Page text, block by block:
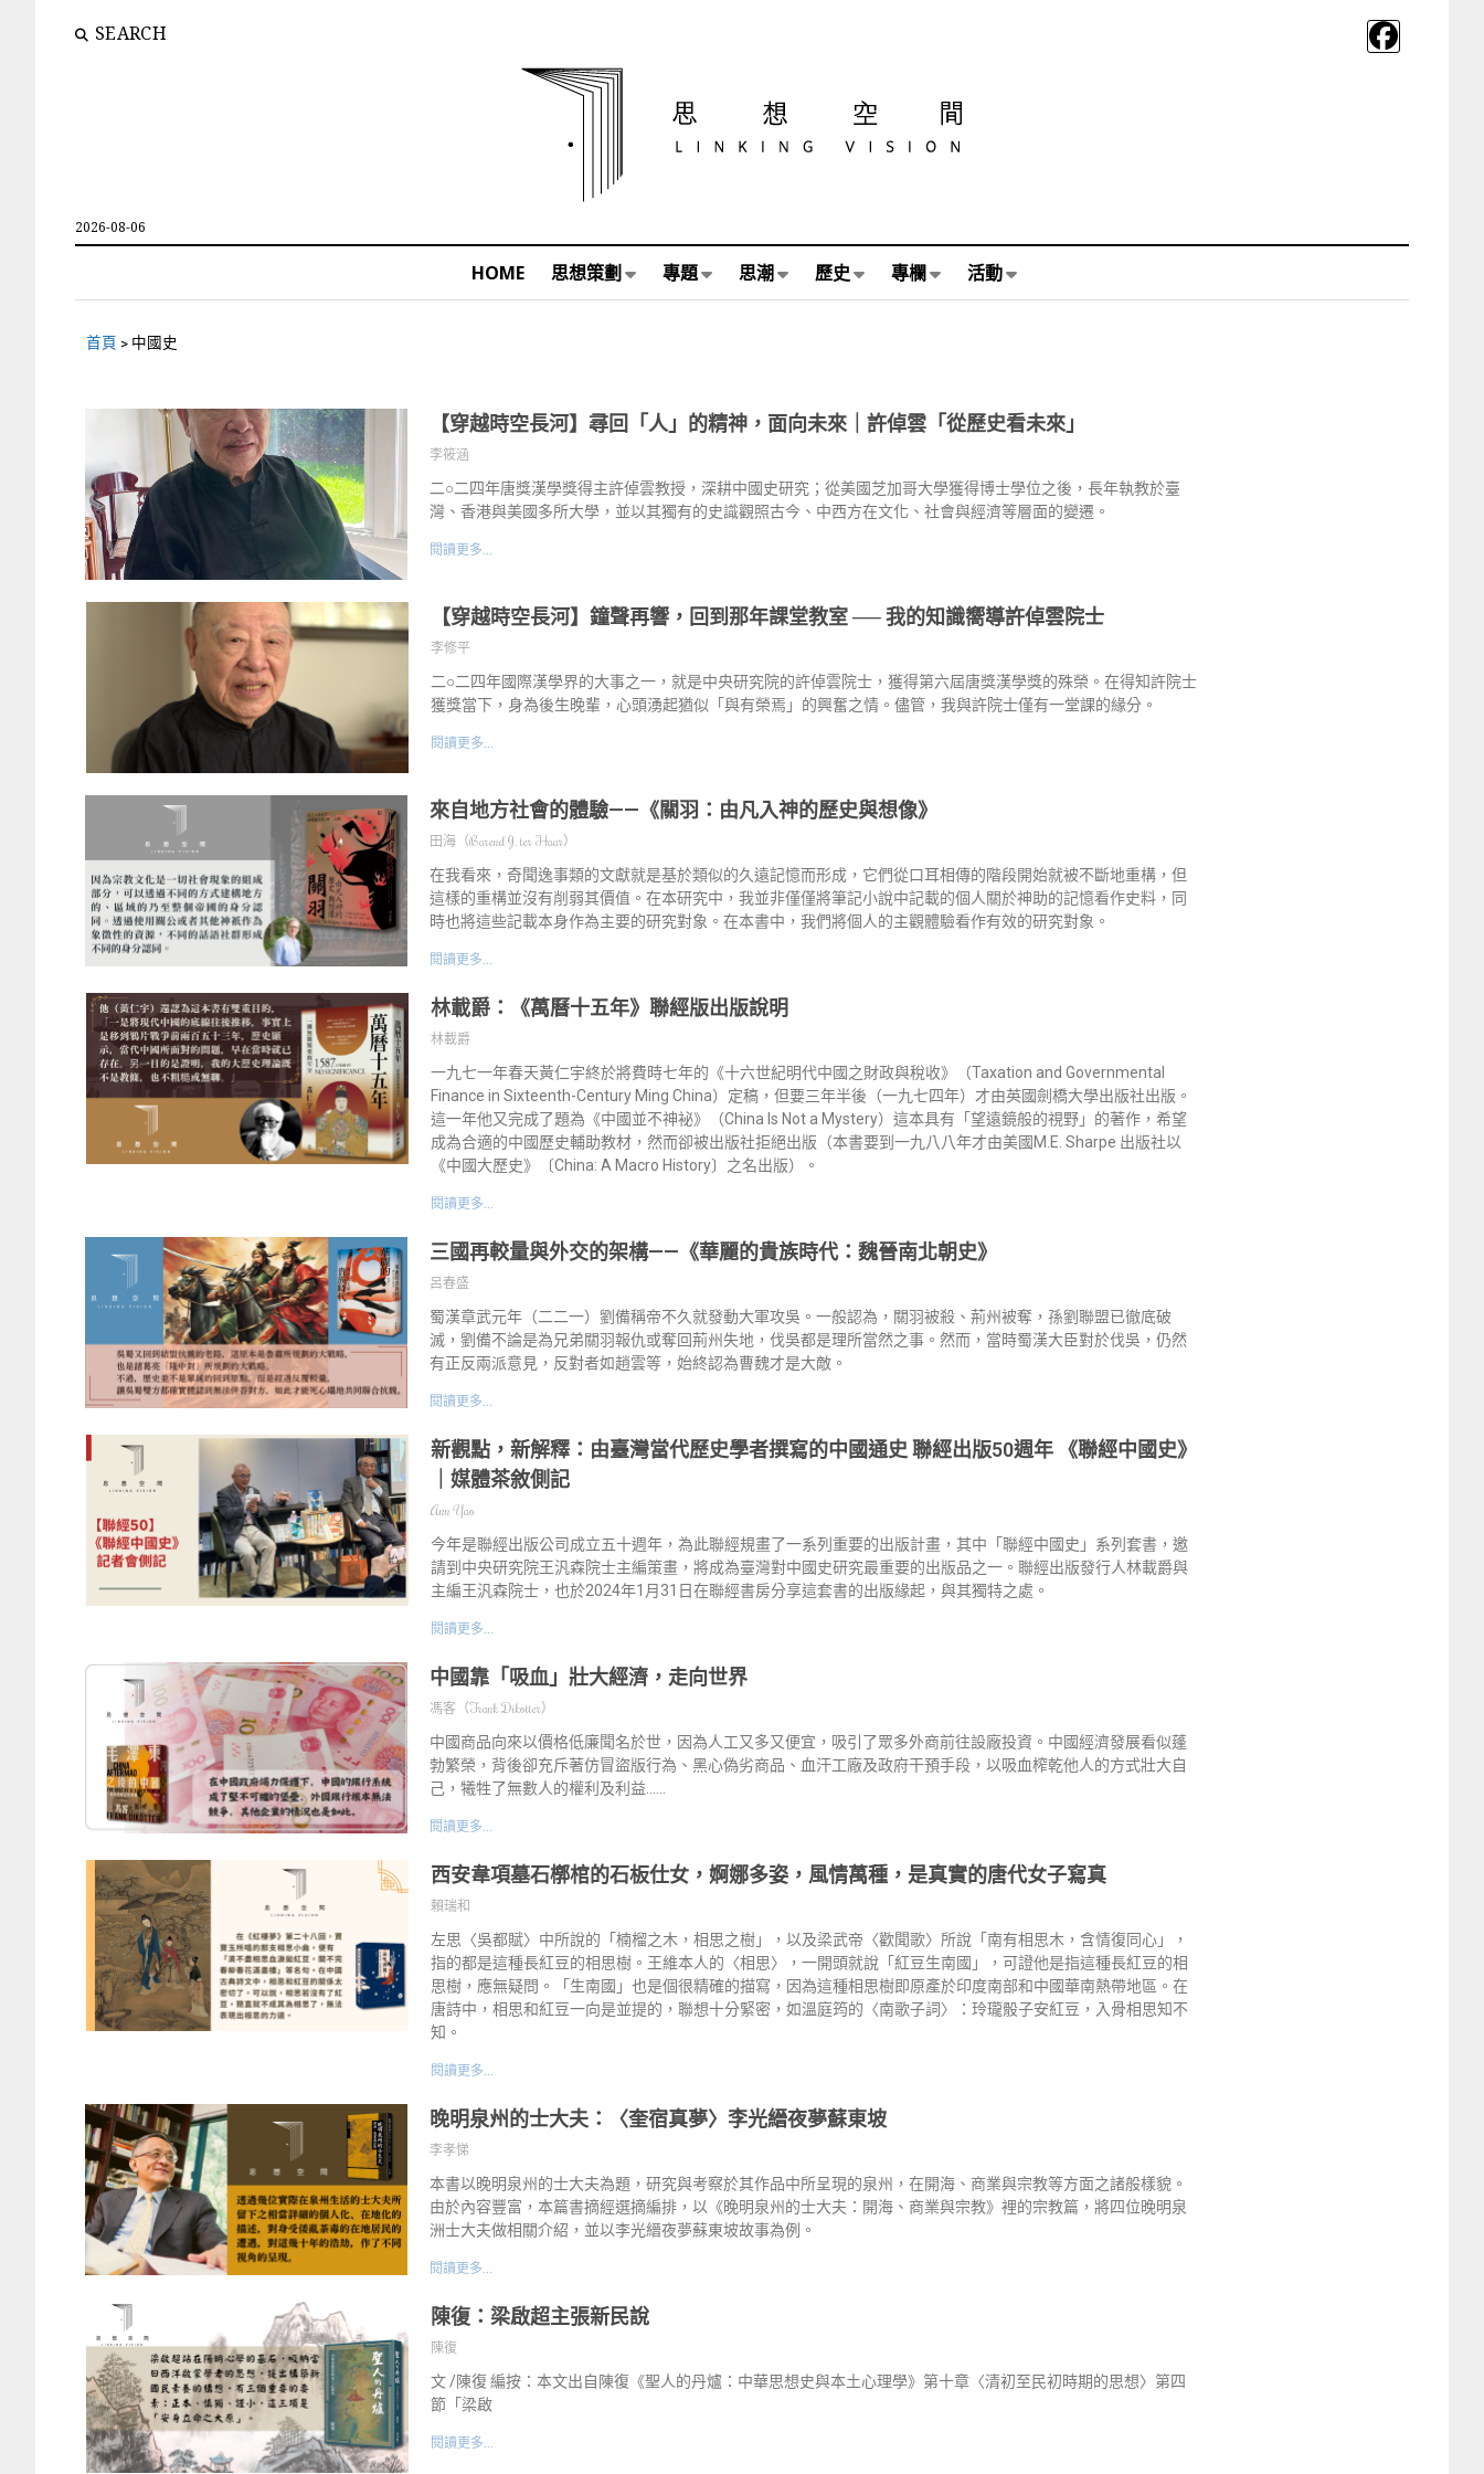
SEARCH
2026-08-06
HOME 思想策劃 專題 思潮 歷史 專欄 活動
首頁 > 中國史
【穿越時空長河】尋回「人」的精神，面向未來｜許倬雲「從歷史看未來」
李筱涵
二○二四年唐獎漢學獎得主許倬雲教授，深耕中國史研究；從美國芝加哥大學獲得博士學位之後，長年執教於臺
灣、香港與美國多所大學，並以其獨有的史識觀照古今、中西方在文化、社會與經濟等層面的變遷。
閱讀更多...
【穿越時空長河】鐘聲再響，回到那年課堂教室 ── 我的知識嚮導許倬雲院士
李修平
二○二四年國際漢學界的大事之一，就是中央研究院的許倬雲院士，獲得第六屆唐獎漢學獎的殊榮。在得知許院士
獲獎當下，身為後生晚輩，心頭湧起猶似「與有榮焉」的興奮之情。儘管，我與許院士僅有一堂課的緣分。
閱讀更多...
來自地方社會的體驗——《關羽：由凡入神的歷史與想像》
田海（Barend J. ter Haar）
在我看來，奇聞逸事類的文獻就是基於類似的久遠記憶而形成，它們從口耳相傳的階段開始就被不斷地重構，但
這樣的重構並沒有削弱其價值。在本研究中，我並非僅僅將筆記小說中記載的個人關於神助的記憶看作史料，同
時也將這些記載本身作為主要的研究對象。在本書中，我們將個人的主觀體驗看作有效的研究對象。
閱讀更多...
林載爵：《萬曆十五年》聯經版出版說明
林載爵
一九七一年春天黃仁宇終於將費時七年的《十六世紀明代中國之財政與稅收》（Taxation and Governmental
Finance in Sixteenth-Century Ming China）定稿，但要三年半後（一九七四年）才由英國劍橋大學出版社出版。
這一年他又完成了題為《中國並不神袐》（China Is Not a Mystery）這本具有「望遠鏡般的視野」的著作，希望
成為合適的中國歷史輔助教材，然而卻被出版社拒絕出版（本書要到一九八八年才由美國M.E. Sharpe 出版社以
《中國大歷史》〔China: A Macro History〕之名出版）。
閱讀更多...
三國再較量與外交的架構——《華麗的貴族時代：魏晉南北朝史》
呂春盛
蜀漢章武元年（二二一）劉備稱帝不久就發動大軍攻吳。一般認為，關羽被殺、荊州被奪，孫劉聯盟已徹底破
滅，劉備不論是為兄弟關羽報仇或奪回荊州失地，伐吳都是理所當然之事。然而，當時蜀漢大臣對於伐吳，仍然
有正反兩派意見，反對者如趙雲等，始終認為曹魏才是大敵。
閱讀更多...
新觀點，新解釋：由臺灣當代歷史學者撰寫的中國通史 聯經出版50週年 《聯經中國史》
｜媒體茶敘側記
Ann Yao
今年是聯經出版公司成立五十週年，為此聯經規畫了一系列重要的出版計畫，其中「聯經中國史」系列套書，邀
請到中央研究院王汎森院士主編策畫，將成為臺灣對中國史研究最重要的出版品之一。聯經出版發行人林載爵與
主編王汎森院士，也於2024年1月31日在聯經書房分享這套書的出版緣起，與其獨特之處。
閱讀更多...
中國靠「吸血」壯大經濟，走向世界
馮客（Frank Dikotter）
中國商品向來以價格低廉聞名於世，因為人工又多又便宜，吸引了眾多外商前往設廠投資。中國經濟發展看似蓬
勃繁榮，背後卻充斥著仿冒盜版行為、黑心偽劣商品、血汗工廠及政府干預手段，以吸血榨乾他人的方式壯大自
己，犧牲了無數人的權利及利益……
閱讀更多...
西安韋項墓石槨棺的石板仕女，婀娜多姿，風情萬種，是真實的唐代女子寫真
賴瑞和
左思〈吳都賦〉中所說的「楠榴之木，相思之樹」，以及梁武帝〈歡聞歌〉所說「南有相思木，含情復同心」，
指的都是這種長紅豆的相思樹。王維本人的〈相思〉，一開頭就說「紅豆生南國」，可證他是指這種長紅豆的相
思樹，應無疑問。「生南國」也是個很精確的描寫，因為這種相思樹即原產於印度南部和中國華南熱帶地區。在
唐詩中，相思和紅豆一向是並提的，聯想十分緊密，如溫庭筠的〈南歌子詞〉：玲瓏骰子安紅豆，入骨相思知不
知。
閱讀更多...
晚明泉州的士大夫：〈奎宿真夢〉李光縉夜夢蘇東坡
李孝悌
本書以晚明泉州的士大夫為題，研究與考察於其作品中所呈現的泉州，在開海、商業與宗教等方面之諸般樣貌。
由於內容豐富，本篇書摘經選摘編排，以《晚明泉州的士大夫：開海、商業與宗教》裡的宗教篇，將四位晚明泉
洲士大夫做相關介紹，並以李光縉夜夢蘇東坡故事為例。
閱讀更多...
陳復：梁啟超主張新民說
陳復
文 /陳復 編按：本文出自陳復《聖人的丹爐：中華思想史與本土心理學》第十章〈清初至民初時期的思想〉第四
節「梁啟
閱讀更多...